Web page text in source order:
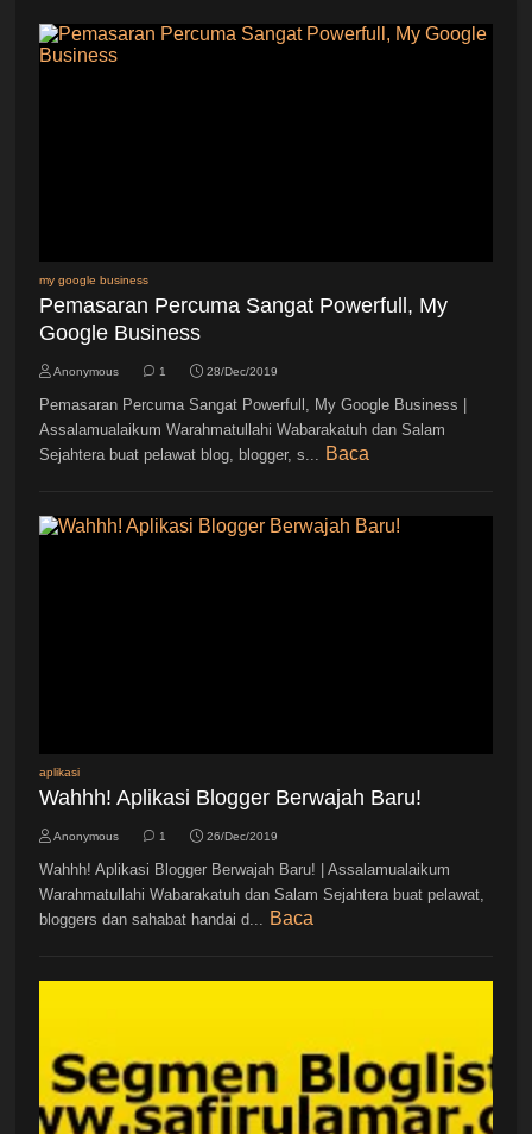
my google business
Pemasaran Percuma Sangat Powerfull, My
Google Business
Anonymous 1 28/Dec/2019
Pemasaran Percuma Sangat Powerfull, My Google Business |
Assalamualaikum Warahmatullahi Wabarakatuh dan Salam
Sejahtera buat pelawat blog, blogger, s...
Baca
aplikasi
Wahhh! Aplikasi Blogger Berwajah Baru!
Anonymous 1 26/Dec/2019
Wahhh! Aplikasi Blogger Berwajah Baru! | Assalamualaikum
Warahmatullahi Wabarakatuh dan Salam Sejahtera buat pelawat,
bloggers dan sahabat handai d...
Baca